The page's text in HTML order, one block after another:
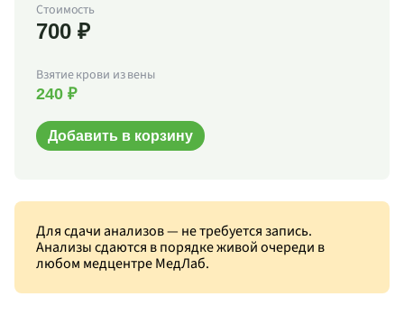
Для сдачи анализов — не требуется запись.
Анализы сдаются в порядке живой очереди в
любом медцентре МедЛаб.
Стоимость
700 ₽
Взятие крови из вены
240 ₽
Добавить в корзину